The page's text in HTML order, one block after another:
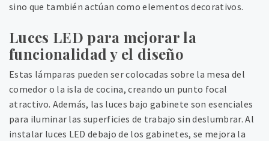
sino que también actúan como elementos decorativos.
Luces LED para mejorar la
funcionalidad y el diseño
Estas lámparas pueden ser colocadas sobre la mesa del
comedor o la isla de cocina, creando un punto focal
atractivo. Además, las luces bajo gabinete son esenciales
para iluminar las superficies de trabajo sin deslumbrar. Al
instalar luces LED debajo de los gabinetes, se mejora la